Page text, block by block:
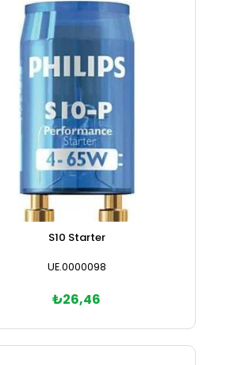
S10 Starter
UE.0000098
₺26,46
Sepete Ekle